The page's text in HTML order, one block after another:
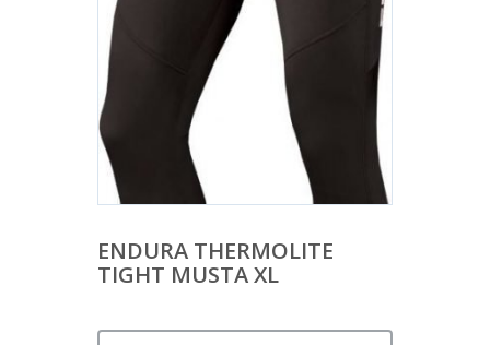
ENDURA THERMOLITE
TIGHT MUSTA XL